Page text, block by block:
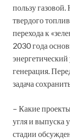
пользу
твердого
перехода к
2030 года
энергетический
генерация.
задача
– Какие
угля и выпуска
стадии